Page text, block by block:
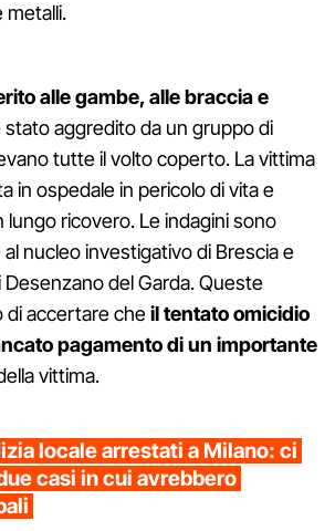
metalli.
alle gambe, alle braccia e
stato aggredito da un gruppo di
tutte il volto coperto. La vittima
in ospedale in pericolo di vita e
lungo ricovero. Le indagini sono
nucleo investigativo di Brescia e
Desenzano del Garda. Queste
di accertare cheil tentato omicidio
pagamento di un importante
vittima.
locale arrestati a Milano: ci
casi in cui avrebbero